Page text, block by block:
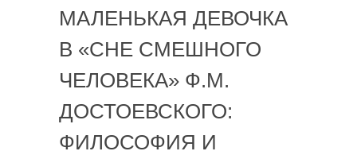
МАЛЕНЬКАЯ ДЕВОЧКА
В «СНЕ СМЕШНОГО
ЧЕЛОВЕКА» Ф.М.
ДОСТОЕВСКОГО:
ФИЛОСОФИЯ И